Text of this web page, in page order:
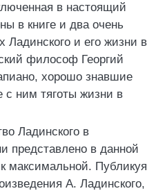
в настоящий
в книге и два очень
Ладинского и его жизни в
философ Георгий
хорошо знавшие
с ним тяготы жизни в
Ладинского в
представлено в данной
максимальной. Публикуя
А. Ладинского,